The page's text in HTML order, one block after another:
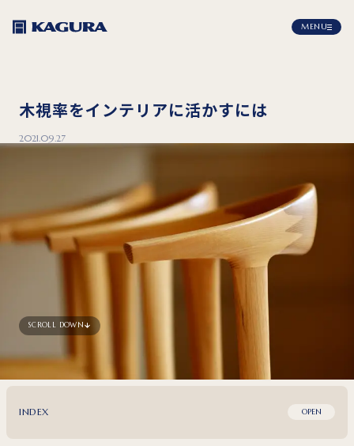
MENU
木視率をインテリアに活かすには
2021.09.27
SCROLL DOWN
INDEX OPEN